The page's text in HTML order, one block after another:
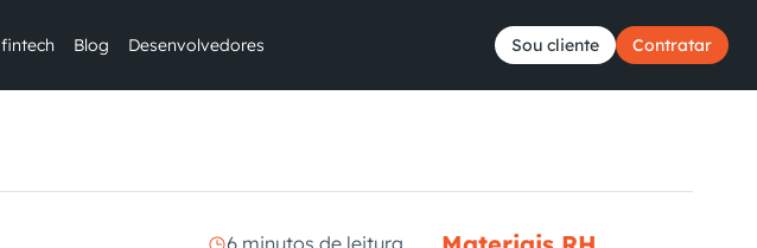
Blog Desenvolvedores Sou cliente Contratar
6 minutos de leitura